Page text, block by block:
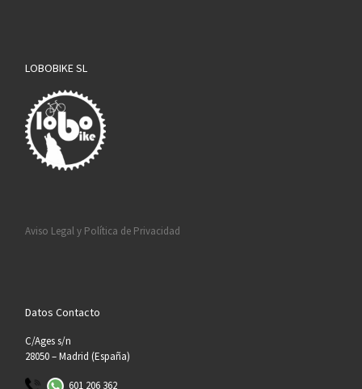
LOBOBIKE SL
Aviso Legal y Política de Privacidad
Datos Contacto
C/Ages s/n
28050 – Madrid (España)
601 206 362